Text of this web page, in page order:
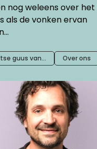
nog weleens over
als de vonken ervan
guus van… Over ons